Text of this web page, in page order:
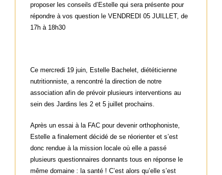
proposer les conseils d’Estelle qui sera présente pour
répondre à vos question le VENDREDI 05 JUILLET, de
17h à 18h30
Ce mercredi 19 juin, Estelle Bachelet, diététicienne
nutritionniste, a rencontré la direction de notre
association afin de prévoir plusieurs interventions au
sein des Jardins les 2 et 5 juillet prochains.
Après un essai à la FAC pour devenir orthophoniste,
Estelle a finalement décidé de se réorienter et s’est
donc rendue à la mission locale où elle a passé
plusieurs questionnaires donnants tous en réponse le
même domaine : la santé ! C’est alors qu’elle s’est